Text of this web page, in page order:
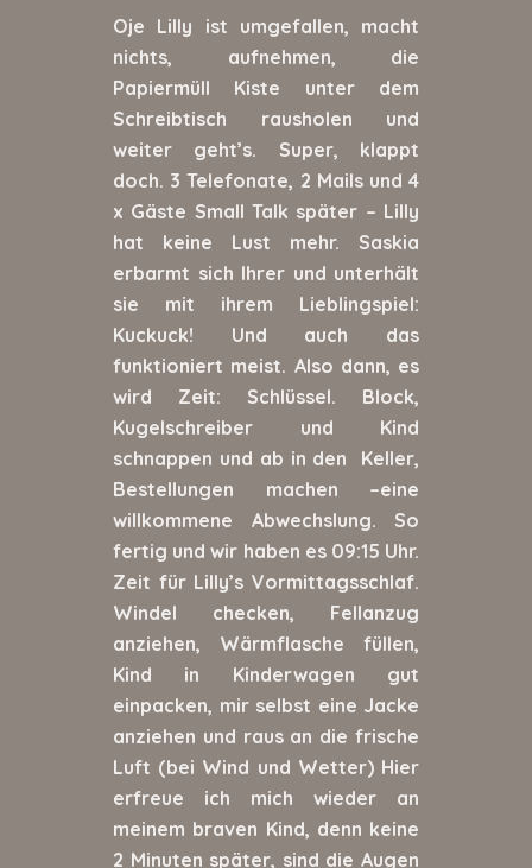
Oje Lilly ist umgefallen, macht
nichts, aufnehmen, die
Papiermüll Kiste unter dem
Schreibtisch rausholen und
weiter geht’s. Super, klappt
doch. 3 Telefonate, 2 Mails und 4
x Gäste Small Talk später – Lilly
hat keine Lust mehr. Saskia
erbarmt sich Ihrer und unterhält
sie mit ihrem Lieblingspiel:
Kuckuck! Und auch das
funktioniert meist. Also dann, es
wird Zeit: Schlüssel. Block,
Kugelschreiber und Kind
schnappen und ab in den Keller,
Bestellungen machen –eine
willkommene Abwechslung. So
fertig und wir haben es 09:15 Uhr.
Zeit für Lilly’s Vormittagsschlaf.
Windel checken, Fellanzug
anziehen, Wärmflasche füllen,
Kind in Kinderwagen gut
einpacken, mir selbst eine Jacke
anziehen und raus an die frische
Luft (bei Wind und Wetter) Hier
erfreue ich mich wieder an
meinem braven Kind, denn keine
2 Minuten später, sind die Augen